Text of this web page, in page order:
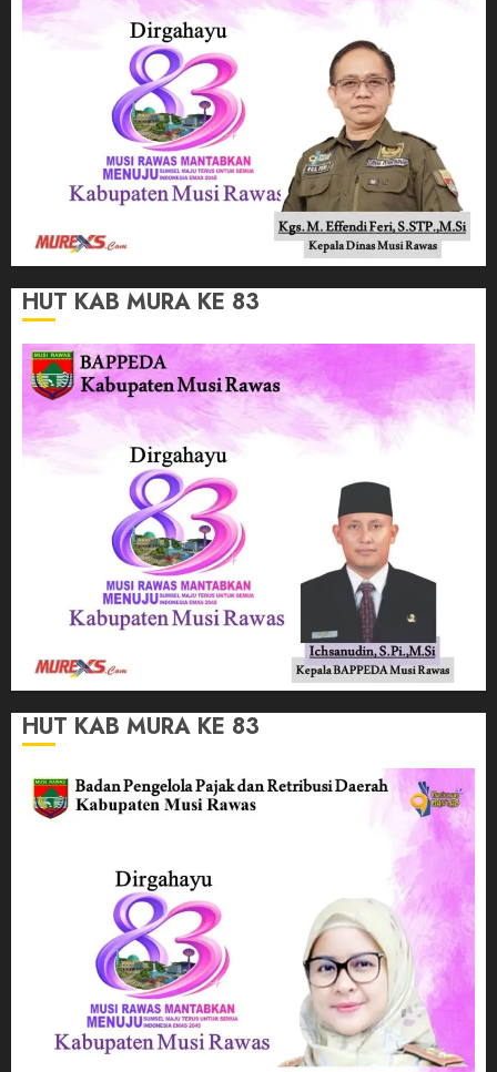
HUT KAB MURA KE 83
HUT KAB MURA KE 83